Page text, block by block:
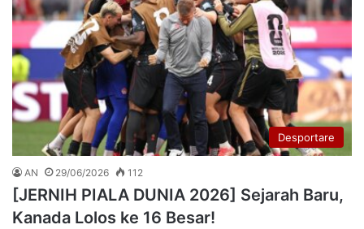
Desportare
AN 29/06/2026 112
[JERNIH PIALA DUNIA 2026] Sejarah Baru,
Kanada Lolos ke 16 Besar!